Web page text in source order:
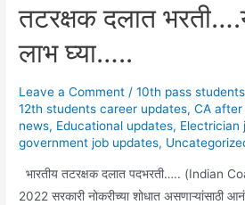
तटरक्षक दलात
लाभ घ्या…..
Leave a Comment /10th pass
12th students career updates,CA after
news, Educational updates, Electrician
government job updates,
भारतीय तटरक्षक दलात पदभरती….. (Indian
2022 सरकारी नोकरीच्या शोधात असणाऱ्यांसाठी